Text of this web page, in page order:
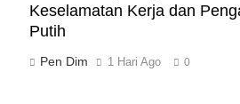
Keselamatan Kerja dan
Putih
Pen Dim 1 Hari Ago 0